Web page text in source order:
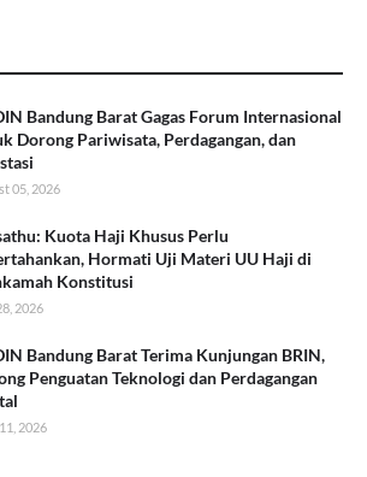
Bandung Barat Gagas Forum Internasional
Dorong Pariwisata, Perdagangan, dan
05, 2026
Kuota Haji Khusus Perlu
Hormati Uji Materi UU Haji di
Konstitusi
2026
Bandung Barat Terima Kunjungan BRIN,
Penguatan Teknologi dan Perdagangan
2026